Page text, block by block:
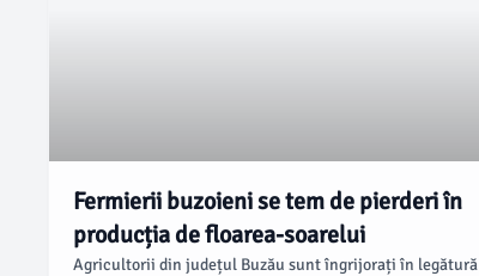
Fermierii buzoieni se tem de pierderi în
producția de floarea-soarelui
Agricultorii din județul Buzău sunt îngrijorați în legătură